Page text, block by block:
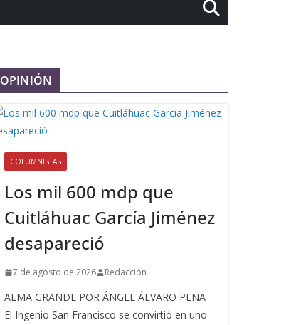
OPINIÓN
COLUMNISTAS
Los mil 600 mdp que
Cuitláhuac García Jiménez
desapareció
7 de agosto de 2026 Redacción
ALMA GRANDE POR ÁNGEL ÁLVARO PEÑA
El Ingenio San Francisco se convirtió en uno